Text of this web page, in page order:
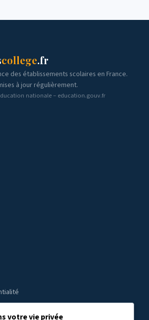
college.fr
des établissements scolaires en France.
à jour régulièrement.
nationale – education.gouv.fr
votre vie privée